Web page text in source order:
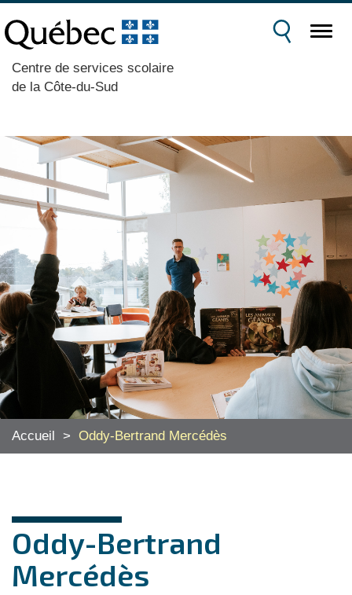
Centre de services scolaire
de la Côte-du-Sud
Accueil > Oddy-Bertrand Mercédès
Oddy-Bertrand
Mercédès